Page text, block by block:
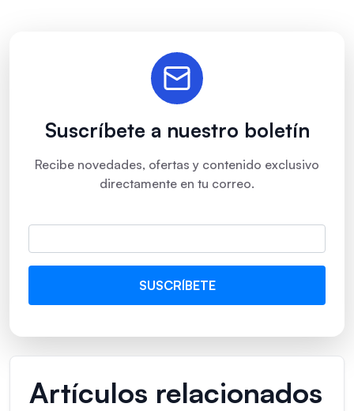
Suscríbete a nuestro boletín
Recibe novedades, ofertas y contenido exclusivo
directamente en tu correo.
Artículos relacionados